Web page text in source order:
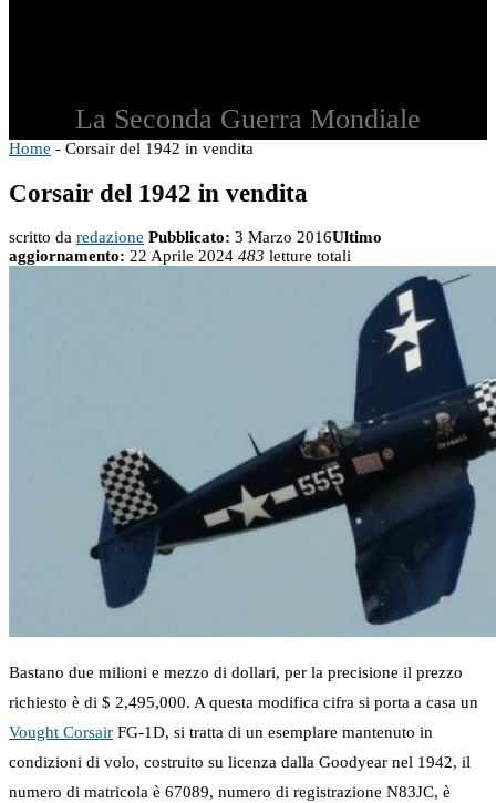
La Seconda Guerra Mondiale
Home - Corsair del 1942 in vendita
Corsair del 1942 in vendita
scritto da redazione Pubblicato: 3 Marzo 2016Ultimo
aggiornamento: 22 Aprile 2024 483 letture totali
Bastano due milioni e mezzo di dollari, per la precisione il prezzo
richiesto è di $ 2,495,000. A questa modifica cifra si porta a casa un
Vought Corsair FG-1D, si tratta di un esemplare mantenuto in
condizioni di volo, costruito su licenza dalla Goodyear nel 1942, il
numero di matricola è 67089, numero di registrazione N83JC, è